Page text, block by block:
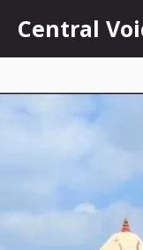
content
Central